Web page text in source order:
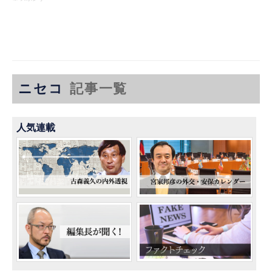
ニセコ 記事一覧
人気連載